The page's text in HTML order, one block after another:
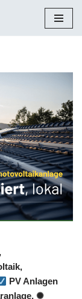
,
PV Anlagen
✺